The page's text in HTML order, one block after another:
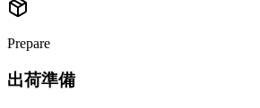
Prepare
出荷準備